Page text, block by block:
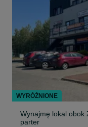
Wynajmę lokal obok
parter
WYRÓŻNIONE